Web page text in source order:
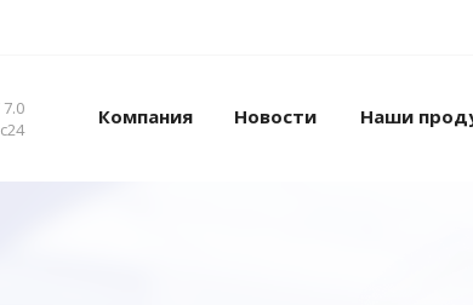
Компания Новости Наши